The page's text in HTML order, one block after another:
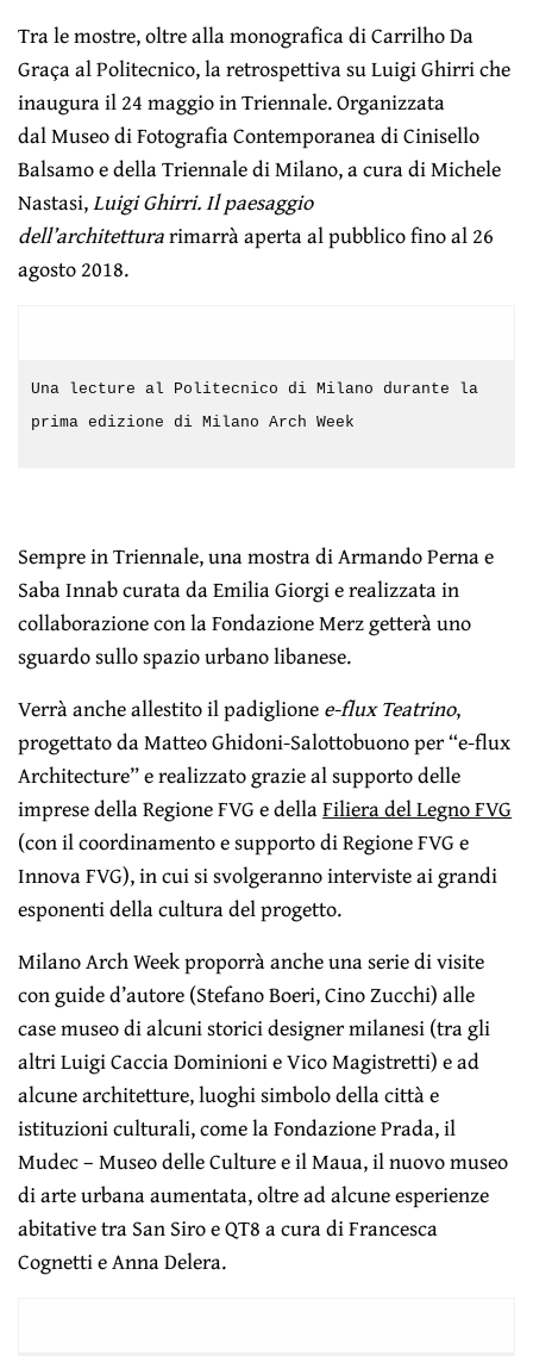
Tra le mostre, oltre alla monografica diCarrilho Da
Graçaal Politecnico, la retrospettiva su Luigi Ghirri che
inaugura il 24 maggio in Triennale. Organizzata
dalMuseo di Fotografia Contemporanea di Cinisello
Balsamo e della Triennale di Milano, a cura di Michele
Nastasi,Luigi Ghirri. Il paesaggio
dell’architetturarimarrà aperta al pubblico fino al 26
agosto 2018.
Una lecture al Politecnico di Milano durante la
prima edizione di Milano Arch Week
Sempre in Triennale, una mostra di Armando Perna e
Saba Innab curata da Emilia Giorgi e realizzata in
collaborazione con la Fondazione Merz getterà uno
sguardo sullo spazio urbano libanese.
Verrà anche allestito il padiglionee-flux Teatrino,
progettato da Matteo Ghidoni-Salottobuono per “e-flux
Architecture” e realizzato grazie al supporto delle
imprese della Regione FVG e dellaFiliera del Legno FVG
(con il coor­dinamento e supporto di Regione FVG e
Innova FVG), in cui si svolgeranno interviste ai grandi
esponenti della cultura del progetto.
Milano Arch Week proporrà anche una serie divisite
con guide d’autore(Stefano Boeri, Cino Zucchi) alle
case museo di alcuni storici designer milanesi (tra gli
altri Luigi Caccia Dominioni e Vico Magistretti) e ad
alcune architetture, luoghi simbolo della città e
istituzioni culturali, come la Fondazione Prada, il
Mudec – Museo delle Culture e il Maua, il nuovo museo
di arte urbana aumenta­ta, oltre ad alcune esperienze
abitative tra San Siro e QT8 a cura di Francesca
Cognetti e Anna Delera.